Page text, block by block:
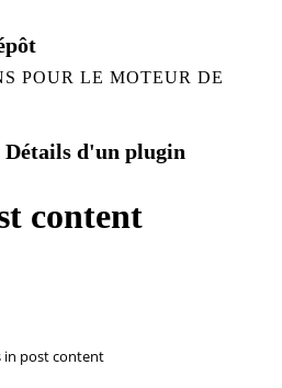
POUR LE MOTEUR DE
Détails d'un plugin
content
in post content